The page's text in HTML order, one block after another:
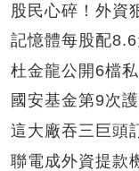
股民心碎！外資
記憶體每股配
杜金龍公開6檔
國安基金第9次
這大廠吞三巨
聯電成外資提款